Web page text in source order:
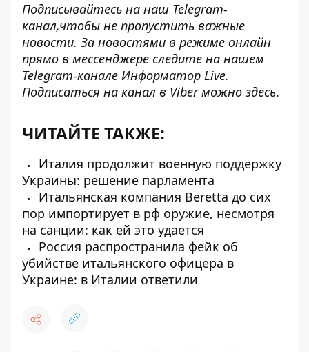
Подписывайтесь на наш Telegram-
канал,чтобы не пропустить важные
новости. За новостями в режиме онлайн
прямо в мессенджере следите на нашем
Telegram-канале Информатор Live.
Подписаться на канал в Viber можно здесь.
ЧИТАЙТЕ ТАКЖЕ:
Италия продолжит военную поддержку
Украины: решение парламента
Итальянская компания Beretta до сих
пор импортирует в рф оружие, несмотря
на санции: как ей это удается
Россия распространила фейк об
убийстве итальянского офицера в
Украине: в Италии ответили